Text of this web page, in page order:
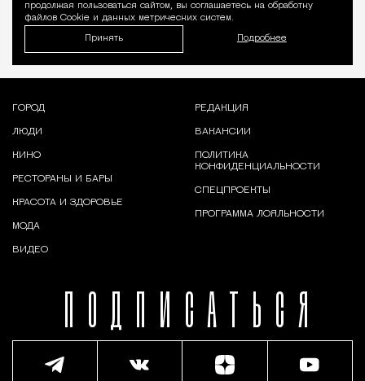
продолжая пользоваться сайтом, вы соглашаетесь на обработку
файлов Cookie и данных метрических систем.
Принять Подробнее
ПОДПИСАТЬСЯ
ГОРОД
ЛЮДИ
КИНО
РЕСТОРАНЫ И БАРЫ
КРАСОТА И ЗДОРОВЬЕ
МОДА
ВИДЕО
РЕДАКЦИЯ
ВАКАНСИИ
ПОЛИТИКА
КОНФИДЕНЦИАЛЬНОСТИ
СПЕЦПРОЕКТЫ
ПРОГРАММА ЛОЯЛЬНОСТИ